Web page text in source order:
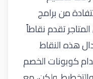
من برامج
تقدم نقاطاً
هذه النقاط
كوبونات الخصم